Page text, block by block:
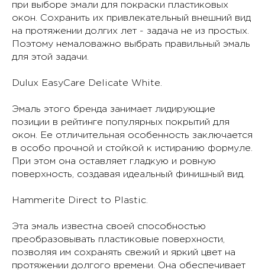
при выборе эмали для покраски пластиковых
окон. Сохранить их привлекательный внешний вид
на протяжении долгих лет - задача не из простых.
Поэтому немаловажно выбрать правильный эмаль
для этой задачи.
Dulux EasyCare Delicate White.
Эмаль этого бренда занимает лидирующие
позиции в рейтинге популярных покрытий для
окон. Ее отличительная особенность заключается
в особо прочной и стойкой к истиранию формуле.
При этом она оставляет гладкую и ровную
поверхность, создавая идеальный финишный вид.
Hammerite Direct to Plastic.
Эта эмаль известна своей способностью
преобразовывать пластиковые поверхности,
позволяя им сохранять свежий и яркий цвет на
протяжении долгого времени. Она обеспечивает